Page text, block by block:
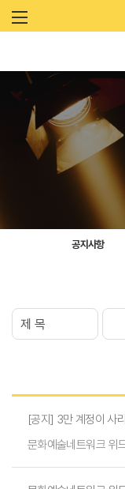
공지사항
[공지] 3만 계정이 사
문화예술네트워크 위